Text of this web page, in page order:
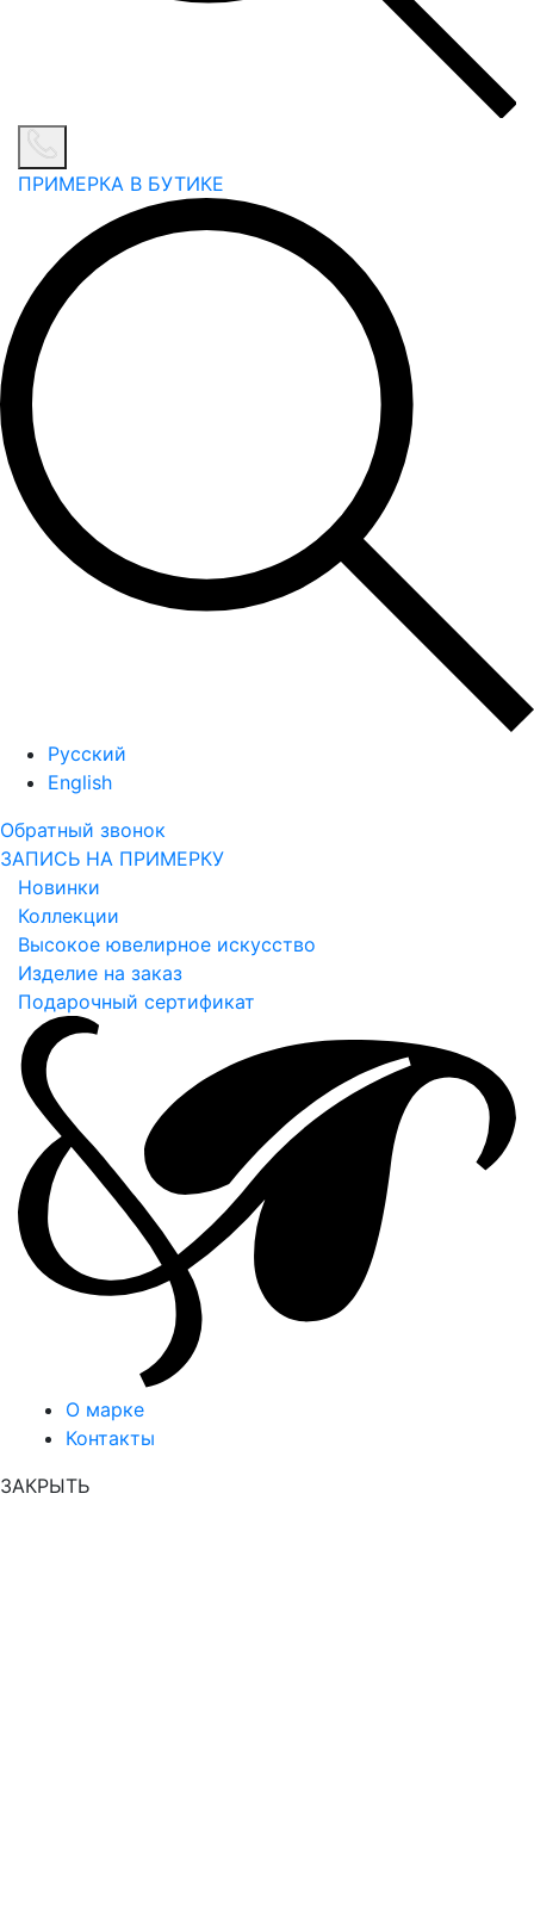
ПРИМЕРКА В БУТИКЕ
Русский
English
Обратный звонок
ЗАПИСЬ НА ПРИМЕРКУ
Новинки
Коллекции
Высокое ювелирное искусство
Изделие на заказ
Подарочный сертификат
О марке
Контакты
ЗАКРЫТЬ